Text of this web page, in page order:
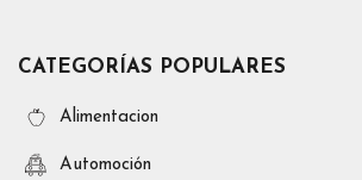
CATEGORÍAS POPULARES
Alimentacion
Automoción